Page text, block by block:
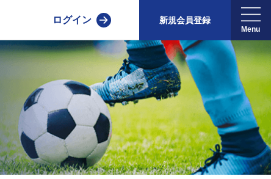
ログイン 新規会員登録